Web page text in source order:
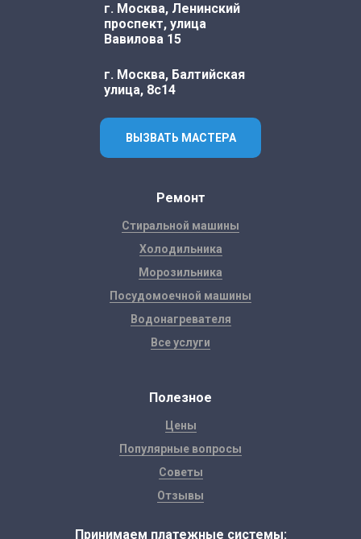
г. Москва, Ленинский
проспект, улица
Вавилова 15
г. Москва, Балтийская
улица, 8с14
ВЫЗВАТЬ МАСТЕРА
Ремонт
Стиральной машины
Холодильника
Морозильника
Посудомоечной машины
Водонагревателя
Все услуги
Полезное
Цены
Популярные вопросы
Советы
Отзывы
Принимаем платежные системы: